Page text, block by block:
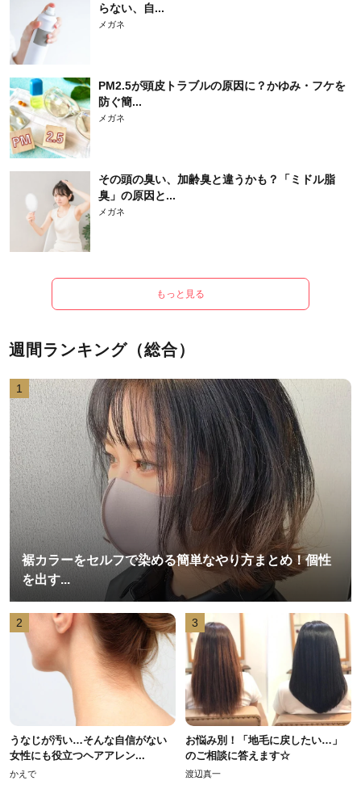
らない、自...
メガネ
PM2.5が頭皮トラブルの原因に？かゆみ・フケを
防ぐ簡...
メガネ
その頭の臭い、加齢臭と違うかも？「ミドル脂
臭」の原因と...
メガネ
もっと見る
週間ランキング（総合）
1
裾カラーをセルフで染める簡単なやり方まとめ！個性
を出す...
2
うなじが汚い…そんな自信がない
女性にも役立つヘアアレン...
かえで
3
お悩み別！「地毛に戻したい…」
のご相談に答えます☆
渡辺真一